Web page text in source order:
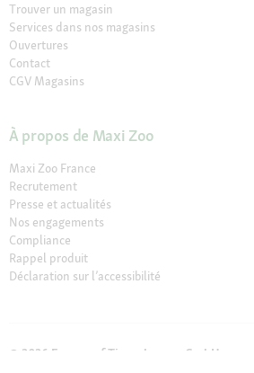
Trouver un magasin
Services dans nos magasins
Ouvertures
Contact
CGV Magasins
À propos de Maxi Zoo
Maxi Zoo France
Recrutement
Presse et actualités
Nos engagements
Compliance
Rappel produit
Déclaration sur l’accessibilité
© 2026 Fressnapf Tiernahrungs GmbH